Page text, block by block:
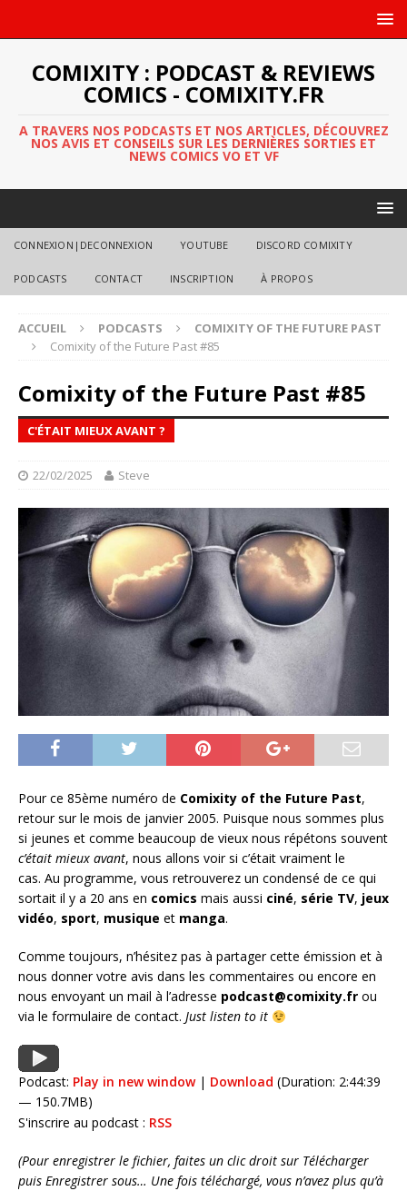
COMIXITY : PODCAST & REVIEWS
COMICS - COMIXITY.FR
A TRAVERS NOS PODCASTS ET NOS ARTICLES, DÉCOUVREZ
NOS AVIS ET CONSEILS SUR LES DERNIÈRES SORTIES ET
NEWS COMICS VO ET VF
CONNEXION|DECONNEXION YOUTUBE DISCORD COMIXITY
PODCASTS CONTACT INSCRIPTION À PROPOS
ACCUEIL PODCASTS
COMIXITY OF THE FUTURE PAST
Comixity of the Future Past #85
Comixity of the Future Past #85
C'ÉTAIT MIEUX AVANT ?
22/02/2025 Steve
Pour ce 85ème numéro de Comixity of the Future Past,
retour sur le mois de janvier 2005. Puisque nous sommes plus
si jeunes et comme beaucoup de vieux nous répétons souvent
c’était mieux avant, nous allons voir si c’était vraiment le
cas. Au programme, vous retrouverez un condensé de ce qui
sortait il y a 20 ans en comics mais aussi ciné, série TV, jeux
vidéo, sport, musique et manga.
Comme toujours, n’hésitez pas à partager cette émission et à
nous donner votre avis dans les commentaires ou encore en
nous envoyant un mail à l’adresse podcast@comixity.fr ou
via le formulaire de contact. Just listen to it
Podcast: Play in new window| Download (Duration: 2:44:39
— 150.7MB)
S'inscrire au podcast : RSS
(Pour enregistrer le fichier, faites un clic droit sur Télécharger
puis Enregistrer sous… Une fois téléchargé, vous n’avez plus qu’à